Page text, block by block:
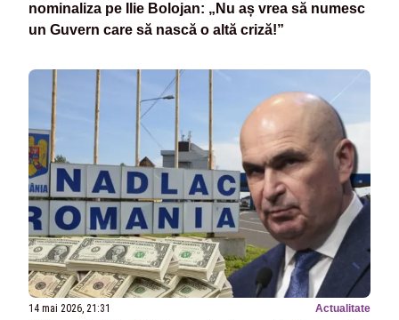
nominaliza pe Ilie Bolojan: „Nu aș vrea să numesc
un Guvern care să nască o altă criză!”
14 mai 2026, 21:31 Actualitate